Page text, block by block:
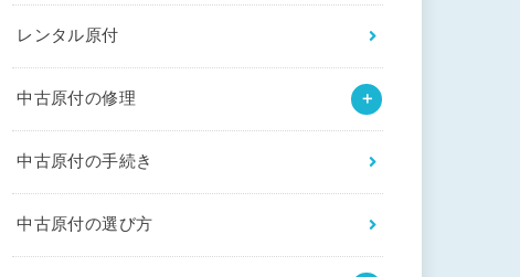
レンタル原付
中古原付の修理
中古原付の手続き
中古原付の選び方